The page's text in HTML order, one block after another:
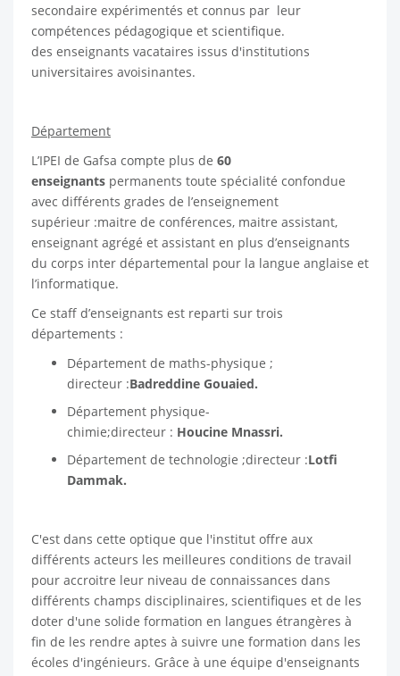
secondaire expérimentés et connus par leur
compétences pédagogique et scientifique.
des enseignants vacataires issus d'institutions
universitaires avoisinantes.
Département
L’IPEI de Gafsa compte plus de 60
enseignants permanents toute spécialité confondue
avec différents grades de l’enseignement
supérieur :maitre de conférences, maitre assistant,
enseignant agrégé et assistant en plus d’enseignants
du corps inter départemental pour la langue anglaise et
l’informatique.
Ce staff d’enseignants est reparti sur trois
départements :
Département de maths-physique ;
directeur :Badreddine Gouaied.
Département physique-
chimie;directeur : Houcine Mnassri.
Département de technologie ;directeur :Lotfi
Dammak.
C'est dans cette optique que l'institut offre aux
différents acteurs les meilleures conditions de travail
pour accroitre leur niveau de connaissances dans
différents champs disciplinaires, scientifiques et de les
doter d'une solide formation en langues étrangères à
fin de les rendre aptes à suivre une formation dans les
écoles d'ingénieurs. Grâce à une équipe d'enseignants